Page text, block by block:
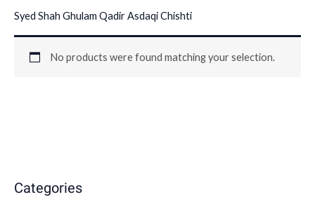
Categories
Syed Shah Ghulam Qadir Asdaqi Chishti
No products were found matching your selection.